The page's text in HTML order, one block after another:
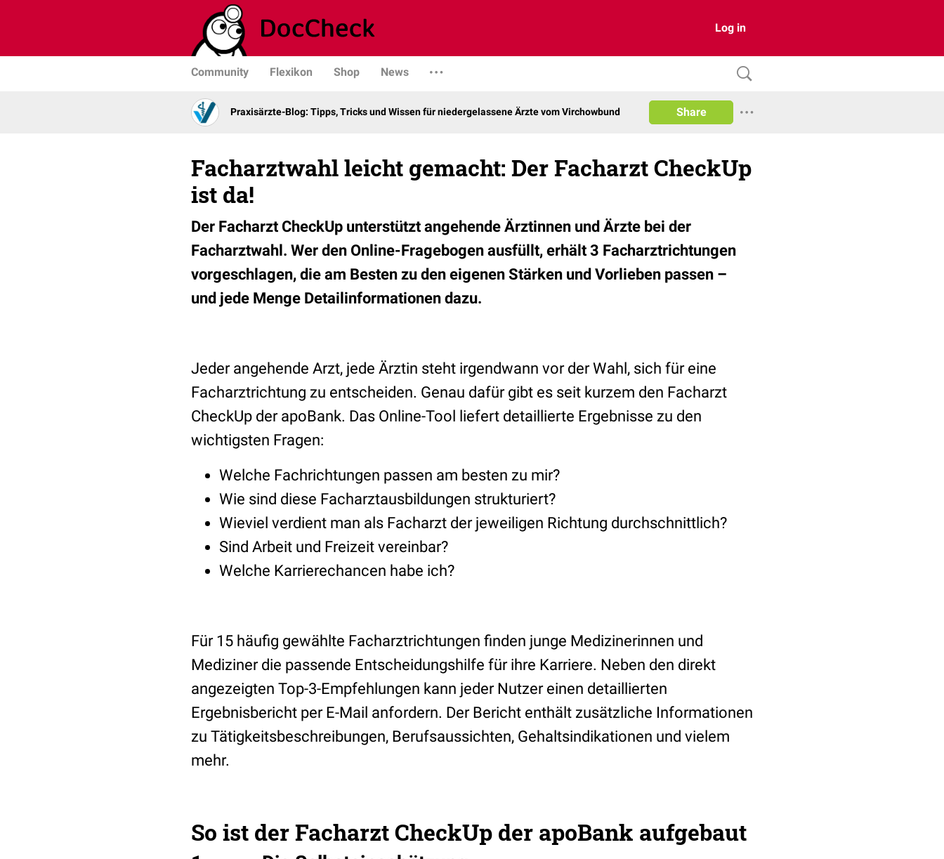
Log in
Community Flexikon Shop News
Praxisärzte-Blog: Tipps, Tricks und Wissen für niedergelassene Ärzte vom Virchowbund Share
Facharztwahl leicht gemacht: Der Facharzt CheckUp
ist da!
Der Facharzt CheckUp unterstützt angehende Ärztinnen und Ärzte bei der
Facharztwahl. Wer den Online-Fragebogen ausfüllt, erhält 3 Facharztrichtungen
vorgeschlagen, die am Besten zu den eigenen Stärken und Vorlieben passen –
und jede Menge Detailinformationen dazu.
Jeder angehende Arzt, jede Ärztin steht irgendwann vor der Wahl, sich für eine
Facharztrichtung zu entscheiden. Genau dafür gibt es seit kurzem den Facharzt
CheckUp der apoBank. Das Online-Tool liefert detaillierte Ergebnisse zu den
wichtigsten Fragen:
Welche Fachrichtungen passen am besten zu mir?
Wie sind diese Facharztausbildungen strukturiert?
Wieviel verdient man als Facharzt der jeweiligen Richtung durchschnittlich?
Sind Arbeit und Freizeit vereinbar?
Welche Karrierechancen habe ich?
Für 15 häufig gewählte Facharztrichtungen finden junge Medizinerinnen und
Mediziner die passende Entscheidungshilfe für ihre Karriere. Neben den direkt
angezeigten Top-3-Empfehlungen kann jeder Nutzer einen detaillierten
Ergebnisbericht per E-Mail anfordern. Der Bericht enthält zusätzliche Informationen
zu Tätigkeitsbeschreibungen, Berufsaussichten, Gehaltsindikationen und vielem
mehr.
So ist der Facharzt CheckUp der apoBank aufgebaut